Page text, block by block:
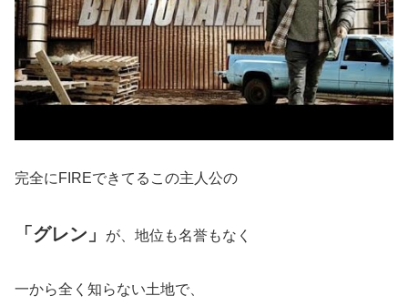
完全にFIREできてるこの主人公の
「グレン」 が、地位も名誉もなく
一から全く知らない土地で、